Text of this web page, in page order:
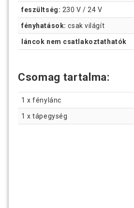
feszültség: 230 V / 24 V
fényhatások: csak világít
láncok nem csatlakoztathatók
Csomag tartalma:
1 x fénylánc
1 x tápegység